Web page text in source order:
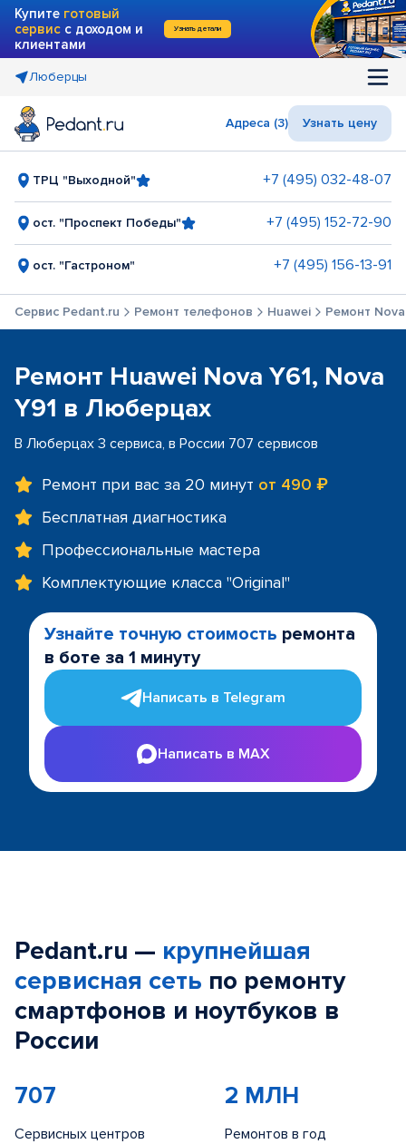
Купите готовый
сервис с доходом и
клиентами
Узнать детали
Люберцы
Адреса (3) Узнать цену
ТРЦ "Выходной" +7 (495) 032-48-07
ост. "Проспект Победы" +7 (495) 152-72-90
ост. "Гастроном" +7 (495) 156-13-91
Сервис Pedant.ru Ремонт телефонов Huawei Ремонт
Ремонт Huawei Nova Y61, Nova
Y91 в Люберцах
В Люберцах 3 сервиса, в России 707 сервисов
Ремонт при вас за 20 минут от 490 ₽
Бесплатная диагностика
Профессиональные мастера
Комплектующие класса "Original"
Узнайте точную стоимость ремонта
в боте за 1 минуту
Написать в Telegram
Написать в MAX
Pedant.ru — крупнейшая
сервисная сеть по ремонту
смартфонов и ноутбуков в
России
707
Сервисных центров
2 МЛН
Ремонтов в год